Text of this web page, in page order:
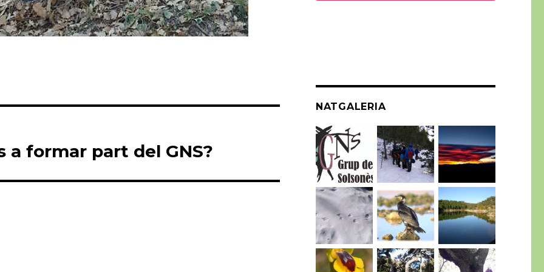
a formar part del GNS?
NATGALERIA